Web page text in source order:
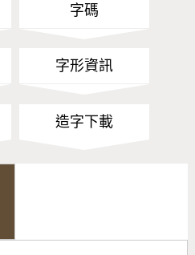
字碼
字形資訊
造字下載